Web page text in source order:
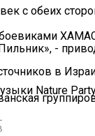
с обеих
-
в
Nature